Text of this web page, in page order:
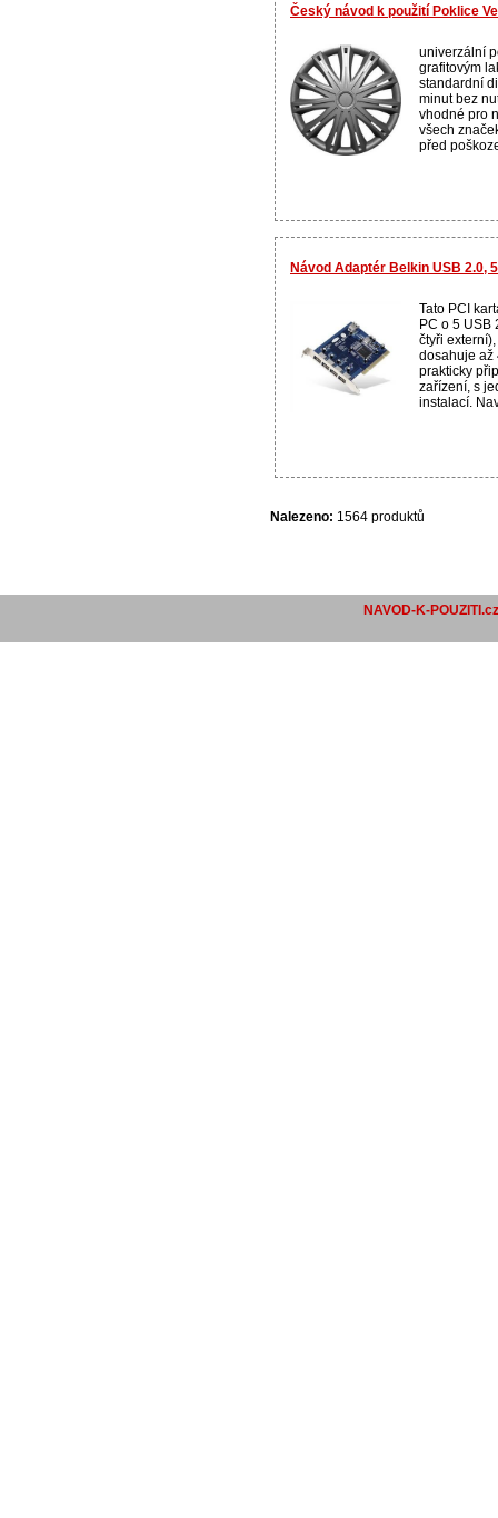
Český návod k použití Poklice
univerzální
grafitovým
standardní
minut bez
vhodné pro
všech
před
Návod Adaptér Belkin USB 2.0,
Tato PCI
PC o 5 USB
čtyři
dosahuje až
prakticky
zařízení, s
instalací.
Nalezeno: 1564 produktů
NAVOD-K-POUZITI.cz